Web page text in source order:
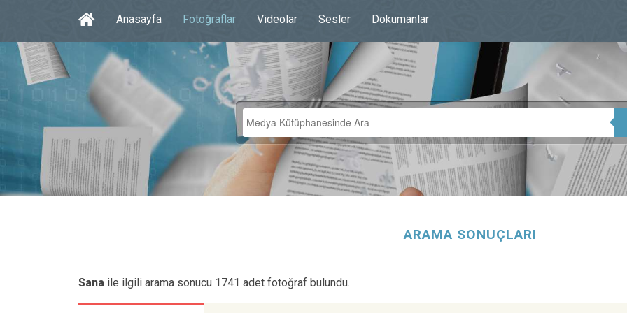
Anasayfa Fotoğraflar Videolar Sesler Dokümanlar
ARAMA SONUÇLARI
Sana ile ilgili arama sonucu 1741 adet fotoğraf bulundu.